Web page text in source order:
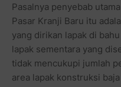
Pasalnya penyebab
Pasar Kranji Baru itu
yang dirikan lapak di
lapak sementara yang
tidak mencukupi jumlah
area lapak konstruksi